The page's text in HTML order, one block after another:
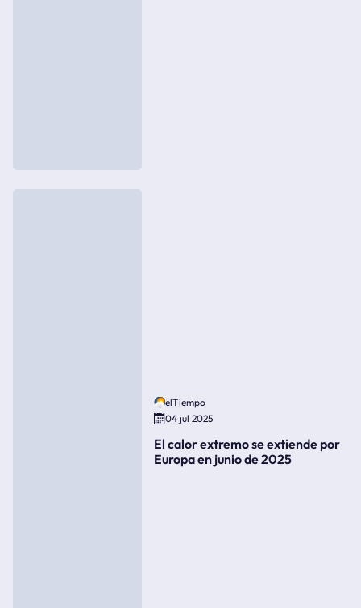
elTiempo
04 jul 2025
El calor extremo se extiende por
Europa en junio de 2025